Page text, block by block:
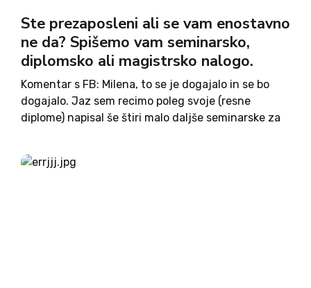
Ste prezaposleni ali se vam enostavno
ne da? Spišemo vam seminarsko,
diplomsko ali magistrsko nalogo.
Komentar s FB: Milena, to se je dogajalo in se bo
dogajalo. Jaz sem recimo poleg svoje (resne
diplome) napisal še štiri malo daljše seminarske za
zaslužil. Pride kakšen zoprn dan, ko me dobra...